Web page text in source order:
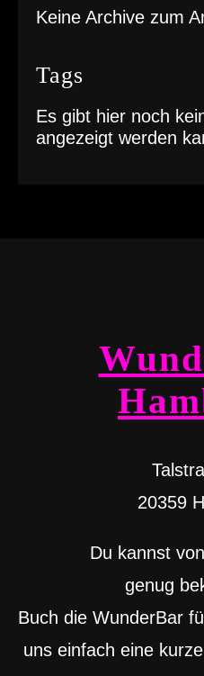
Keine Archive zum
Tags
Es gibt hier noch
angezeigt werden
20359
Du kannst
genug
Buch die WunderBar
uns einfach eine